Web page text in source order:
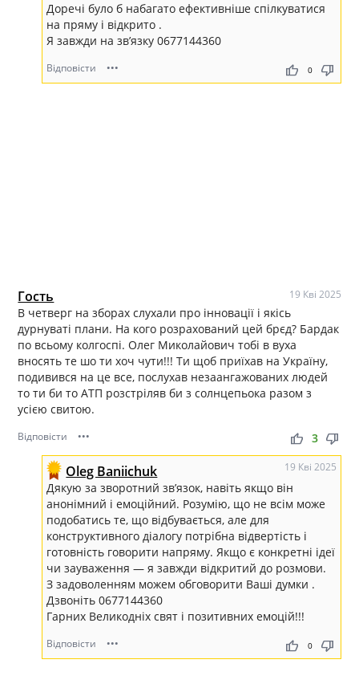
Доречі було б набагато ефективніше спілкуватися
на пряму і відкрито .
Я завжди на звʼязку 0677144360
Відповісти ••• thumb_up thumb_down
0
Гость 19 Кві 2025
В четверг на зборах слухали про інновації і якісь
дурнуваті плани. На кого розрахований цей брєд? Бардак
по всьому колгоспі. Олег Миколайович тобі в вуха
вносять те шо ти хоч чути!!! Ти щоб приїхав на Україну,
подивився на це все, послухав незаангажованих людей
то ти би то АТП розстріляв би з солнцепьока разом з
усією свитою.
Відповісти ••• thumb_up thumb_down
3
Oleg Baniichuk 19 Кві 2025
Дякую за зворотний зв’язок, навіть якщо він
анонімний і емоційний. Розумію, що не всім може
подобатись те, що відбувається, але для
конструктивного діалогу потрібна відвертість і
готовність говорити напряму. Якщо є конкретні ідеї
чи зауваження — я завжди відкритий до розмови.
З задоволенням можем обговорити Ваші думки .
Дзвоніть 0677144360
Гарних Великодніх свят і позитивних емоцій!!!
Відповісти ••• thumb_up thumb_down
0